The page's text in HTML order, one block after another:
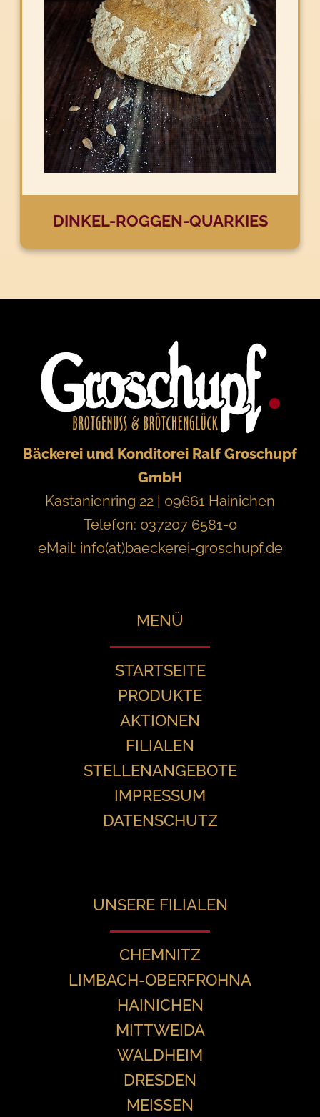
DINKEL-ROGGEN-QUARKIES
Bäckerei und Konditorei Ralf Groschupf
GmbH
Kastanienring 22 | 09661 Hainichen
Telefon: 037207 6581-0
eMail: info(at)baeckerei-groschupf.de
MENÜ
STARTSEITE
PRODUKTE
AKTIONEN
FILIALEN
STELLENANGEBOTE
IMPRESSUM
DATENSCHUTZ
UNSERE FILIALEN
CHEMNITZ
LIMBACH-OBERFROHNA
HAINICHEN
MITTWEIDA
WALDHEIM
DRESDEN
MEISSEN